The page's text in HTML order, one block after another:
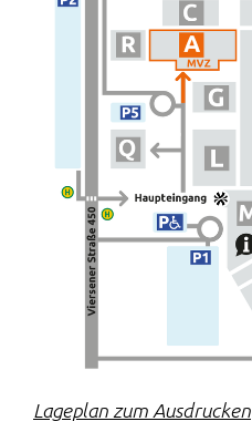
Lageplan zum Ausdrucken